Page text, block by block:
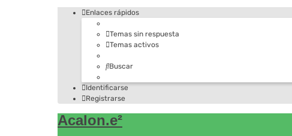
Enlaces rápidos
Temas sin respuesta
Temas activos
Buscar
Identificarse
Registrarse
Acalon.e²